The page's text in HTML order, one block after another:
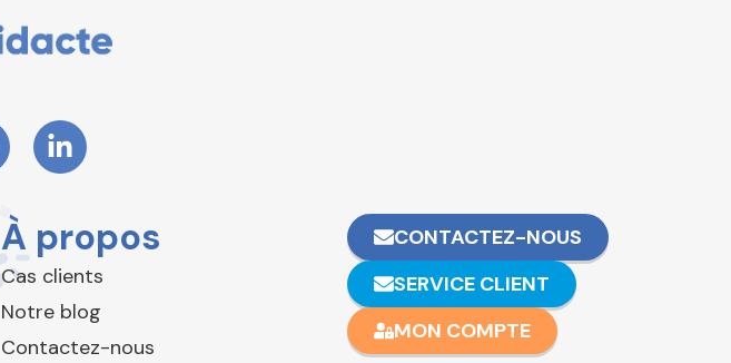
À propos
Cas clients
Notre blog
Contactez-nous
CONTACTEZ-NOUS
SERVICE CLIENT
MON COMPTE